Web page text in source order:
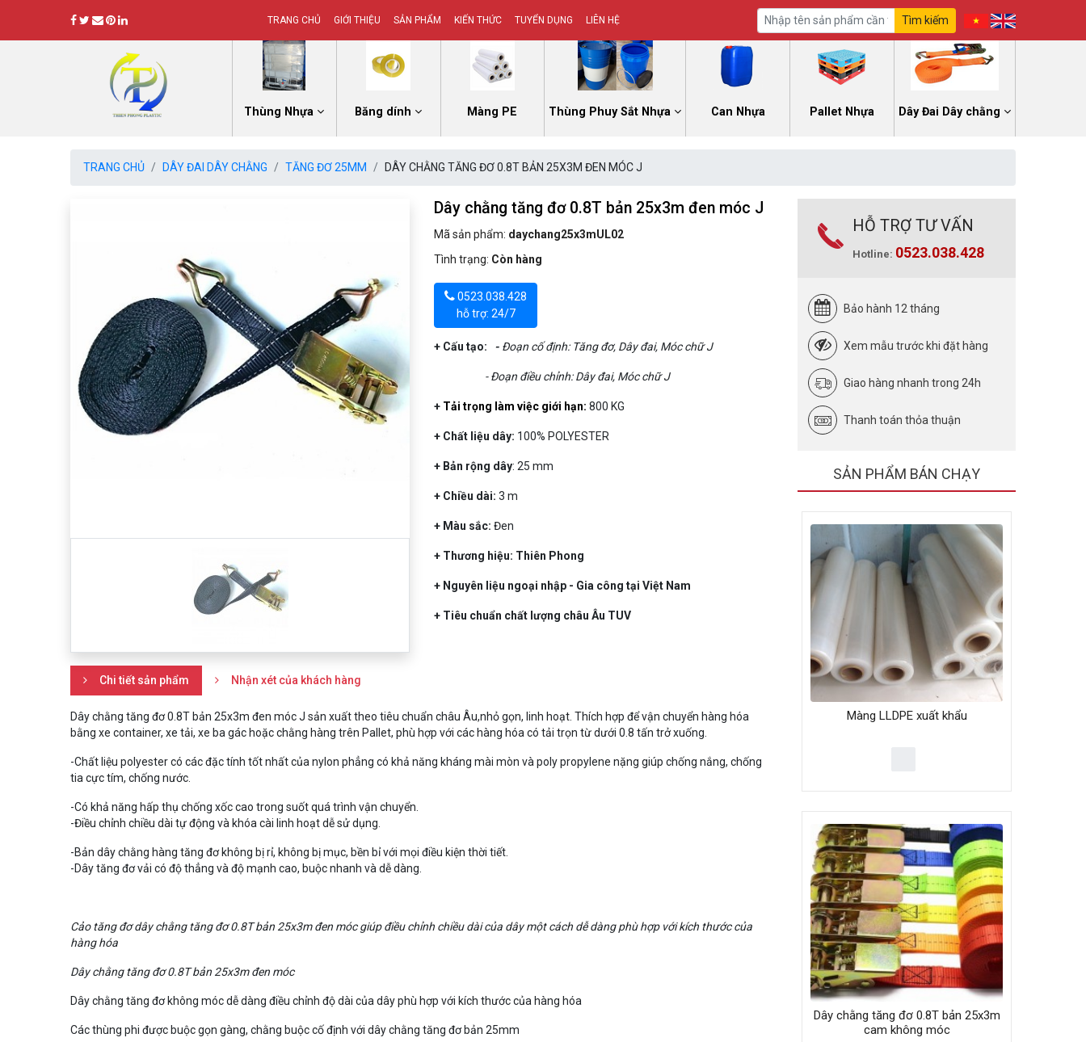
TRANG CHỦ GIỚI THIỆU SẢN PHẨM KIẾN THỨC TUYỂN DỤNG LIÊN HỆ Tìm kiếm
Thùng Nhựa Băng dính Màng PE Thùng Phuy Sắt Nhựa Can Nhựa Pallet Nhựa Dây Đai Dây chằng
TRANG CHỦ DÂY ĐAI DÂY CHẰNG TĂNG ĐƠ 25MM DÂY CHẰNG TĂNG ĐƠ 0.8T BẢN 25X3M ĐEN MÓC J
Dây chằng tăng đơ 0.8T bản 25x3m đen móc J
Mã sản phẩm: daychang25x3mUL02
Tình trạng: Còn hàng
0523.038.428
hỗ trợ: 24/7
+ Cấu tạo: - Đoạn cố định: Tăng đơ, Dây đai, Móc chữ J
- Đoạn điều chỉnh: Dây đai, Móc chữ J
+ Tải trọng làm việc giới hạn: 800 KG
+ Chất liệu dây: 100% POLYESTER
+ Bản rộng dây: 25 mm
+ Chiều dài: 3 m
+ Màu sắc: Đen
+ Thương hiệu: Thiên Phong
+ Nguyên liệu ngoại nhập - Gia công tại Việt Nam
+ Tiêu chuẩn chất lượng châu Âu TUV
Chi tiết sản phẩm Nhận xét của khách hàng
Dây chằng tăng đơ 0.8T bản 25x3m đen móc J sản xuất theo tiêu chuẩn châu Âu,nhỏ gọn, linh hoạt. Thích hợp để vận chuyển hàng hóa
bằng xe container, xe tải, xe ba gác hoặc chằng hàng trên Pallet, phù hợp với các hàng hóa có tải trọn từ dưới 0.8 tấn trở xuống.
-Chất liệu polyester có các đặc tính tốt nhất của nylon phẳng có khả năng kháng mài mòn và poly propylene nặng giúp chống nắng, chống
tia cực tím, chống nước.
-Có khả năng hấp thụ chống xốc cao trong suốt quá trình vận chuyển.
-Điều chỉnh chiều dài tự động và khóa cài linh hoạt dễ sử dụng.
-Bản dây chằng hàng tăng đơ không bị rỉ, không bị mục, bền bỉ với mọi điều kiện thời tiết.
-Dây tăng đơ vải có độ thẳng và độ mạnh cao, buộc nhanh và dễ dàng.
Cảo tăng đơdây chằng tăng đơ 0.8T bản 25x3m đen móc giúp điều chỉnh chiều dài của dây một cách dễ dàng phù hợp với kích thước của
hàng hóa
Dây chằng tăng đơ 0.8T bản 25x3m đen móc
Dây chằng tăng đơ không móc dễ dàng điều chỉnh độ dài của dây phù hợp với kích thước của hàng hóa
Các thùng phi được buộc gọn gàng, chằng buộc cố định với dây chằng tăng đơ bản 25mm
HỖ TRỢ TƯ VẤN
Hotline: 0523.038.428
Bảo hành 12 tháng
Xem mẫu trước khi đặt hàng
Giao hàng nhanh trong 24h
Thanh toán thỏa thuận
SẢN PHẨM BÁN CHẠY
Màng LLDPE xuất khẩu
Dây chằng tăng đơ 0.8T bản 25x3m
cam không móc